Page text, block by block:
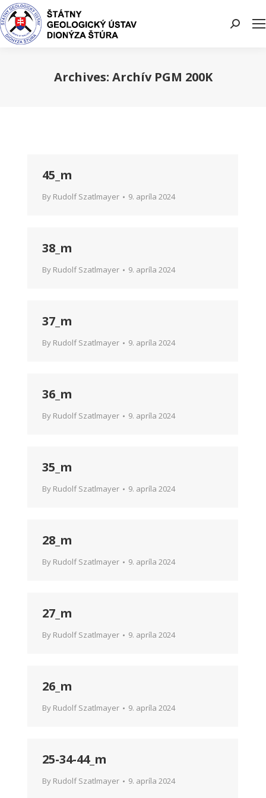
Search:
Archives: Archív PGM 200K
45_m
By Rudolf Szatlmayer 9. apríla 2024
38_m
By Rudolf Szatlmayer 9. apríla 2024
37_m
By Rudolf Szatlmayer 9. apríla 2024
36_m
By Rudolf Szatlmayer 9. apríla 2024
35_m
By Rudolf Szatlmayer 9. apríla 2024
28_m
By Rudolf Szatlmayer 9. apríla 2024
27_m
By Rudolf Szatlmayer 9. apríla 2024
26_m
By Rudolf Szatlmayer 9. apríla 2024
25-34-44_m
By Rudolf Szatlmayer 9. apríla 2024